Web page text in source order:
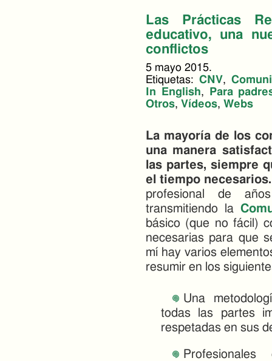
Las Prácticas
educativo, una
conflictos
5 mayo 2015.
Etiquetas: CNV,
In English,
Para
Otros, Vídeos, Webs
La mayoría de los
una manera
las partes, siempre
el tiempo necesarios.
profesional de
transmitiendo la
básico (que no fácil)
necesarias para que
mí hay varios
resumir en los
Una
todas las partes
respetadas en sus